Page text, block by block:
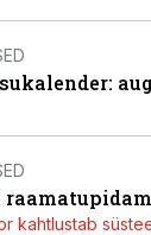
kahtlustab